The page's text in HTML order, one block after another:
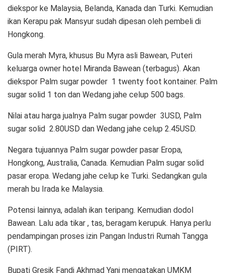
diekspor ke Malaysia, Belanda, Kanada dan Turki. Kemudian
ikan Kerapu pak Mansyur sudah dipesan oleh pembeli di
Hongkong.
Gula merah Myra, khusus Bu Myra asli Bawean, Puteri
keluarga owner hotel Miranda Bawean (terbagus). Akan
diekspor Palm sugar powder 1 twenty foot kontainer. Palm
sugar solid 1 ton dan Wedang jahe celup 500 bags.
Nilai atau harga jualnya Palm sugar powder 3USD, Palm
sugar solid 2.80USD dan Wedang jahe celup 2.45USD.
Negara tujuannya Palm sugar powder pasar Eropa,
Hongkong, Australia, Canada. Kemudian Palm sugar solid
pasar eropa. Wedang jahe celup ke Turki. Sedangkan gula
merah bu Irada ke Malaysia.
Potensi lainnya, adalah ikan teripang. Kemudian dodol
Bawean. Lalu ada tikar , tas, beragam kerupuk. Hanya perlu
pendampingan proses izin Pangan Industri Rumah Tangga
(PIRT).
Bupati Gresik Fandi Akhmad Yani mengatakan UMKM